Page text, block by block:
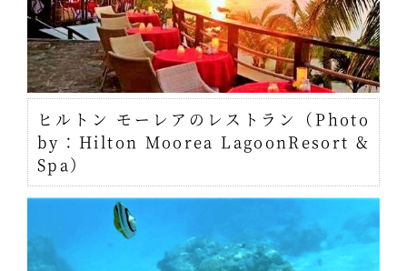
ヒルトン モーレアのレストラン（Photo
by：Hilton Moorea LagoonResort &
Spa）